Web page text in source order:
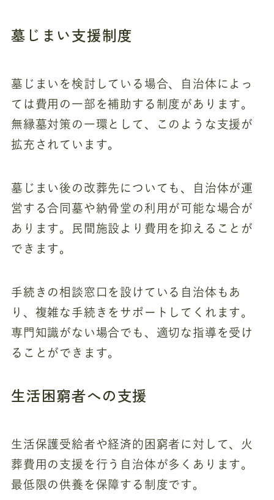
墓じまい支援制度
墓じまいを検討している場合、自治体によっ
ては費用の一部を補助する制度があります。
無縁墓対策の一環として、このような支援が
拡充されています。
墓じまい後の改葬先についても、自治体が運
営する合同墓や納骨堂の利用が可能な場合が
あります。民間施設より費用を抑えることが
できます。
手続きの相談窓口を設けている自治体もあ
り、複雑な手続きをサポートしてくれます。
専門知識がない場合でも、適切な指導を受け
ることができます。
生活困窮者への支援
生活保護受給者や経済的困窮者に対して、火
葬費用の支援を行う自治体が多くあります。
最低限の供養を保障する制度です。